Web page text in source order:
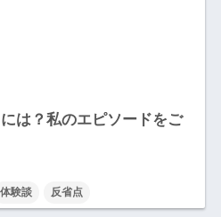
は？私のエピソードをご
体験談 反省点